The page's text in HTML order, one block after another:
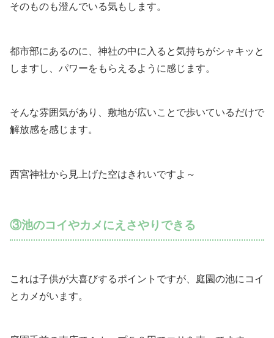
そのものも澄んでいる気もします。
都市部にあるのに、神社の中に入ると気持ちがシャキッと
しますし、パワーをもらえるように感じます。
そんな雰囲気があり、敷地が広いことで歩いているだけで
解放感を感じます。
西宮神社から見上げた空はきれいですよ～
③池のコイやカメにえさやりできる
これは子供が大喜びするポイントですが、庭園の池にコイ
とカメがいます。